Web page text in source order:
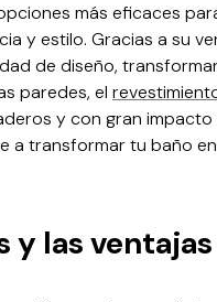
más eficaces
y estilo. Gracias a su
de diseño,
paredes, el
y con gran impacto
a transformar tu baño
y las